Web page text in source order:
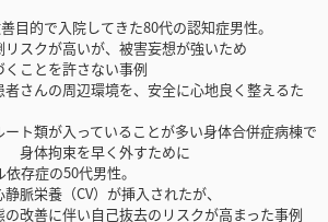
的で入院してきた80代の認知症男性。
が、被害妄想が強いため
さない事例
周辺環境を、安全に心地良く整えるた
類が入っていることが多い身体合併症病棟で
く外すために
症の50代男性。
）が挿入されたが、
自己抜去のリスクが高まった事例